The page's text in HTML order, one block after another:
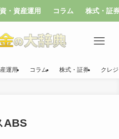
・資産運用 コラム 株式・証
運用 コラム 株式・証券 クレ
ABS